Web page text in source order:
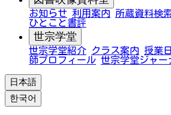
お知らせ 利用案内 所蔵資料検
ひとこと書評
世宗学堂
世宗学堂紹介 クラス案内 授業
師プロフィール 世宗学堂ジャー
日本語
한국어